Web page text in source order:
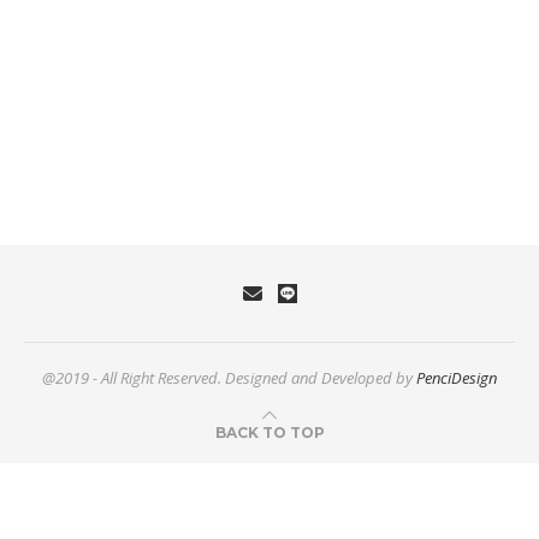
@2019 - All Right Reserved. Designed and Developed byPenciDesign
BACK TO TOP